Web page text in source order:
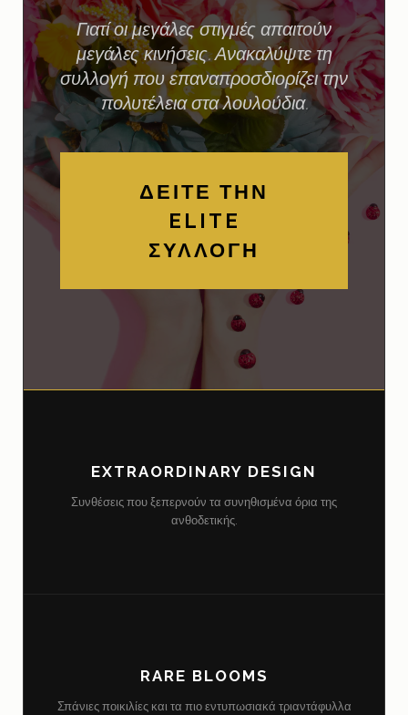
Γιατί οι μεγάλες στιγμές απαιτούν
μεγάλες κινήσεις. Ανακαλύψτε τη
συλλογή που επαναπροσδιορίζει την
πολυτέλεια στα λουλούδια.
ΔΕΙΤΕ ΤΗΝ
ELITE
ΣΥΛΛΟΓΗ
EXTRAORDINARY DESIGN
Συνθέσεις που ξεπερνούν τα συνηθισμένα όρια της
ανθοδετικής.
RARE BLOOMS
Σπάνιες ποικιλίες και τα πιο εντυπωσιακά τριαντάφυλλα